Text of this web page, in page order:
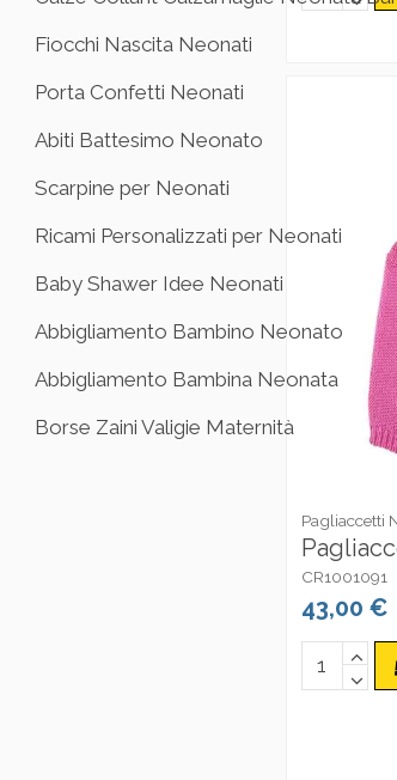
Pagliaccetti
CR1001091
43,00 €
Fiocchi Nascita Neonati
Porta Confetti Neonati
Abiti Battesimo Neonato
Scarpine per Neonati
Ricami Personalizzati per Neonati
Baby Shawer Idee Neonati
Abbigliamento Bambino Neonato
Abbigliamento Bambina Neonata
Borse Zaini Valigie Maternità